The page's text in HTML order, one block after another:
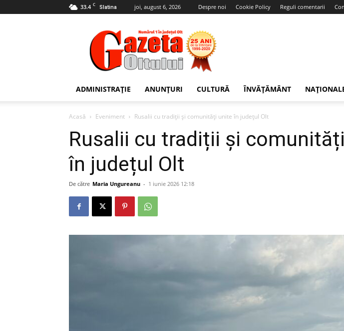
33.4 C Slatina joi, august 6, 2026 Despre noi Cookie Policy Reguli comentarii
Gazeta
Oltului
ADMINISTRAȚIE ANUNȚURI CULTURĂ ÎNVĂȚĂMÂNT
Acasă Eveniment Rusalii cu tradiții și comunități unite în județul Olt
Rusalii cu tradiții și
în județul Olt
De către Maria Ungureanu - 1 iunie 2026 12:18